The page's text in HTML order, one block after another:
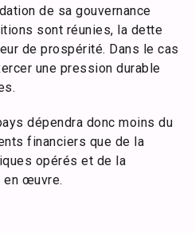
de sa gouvernance
sont réunies, la dette
de prospérité. Dans le cas
une pression durable
dépendra donc moins du
financiers que de la
opérés et de la
en œuvre.